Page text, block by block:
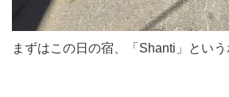
まずはこの日の宿、「Shanti」という